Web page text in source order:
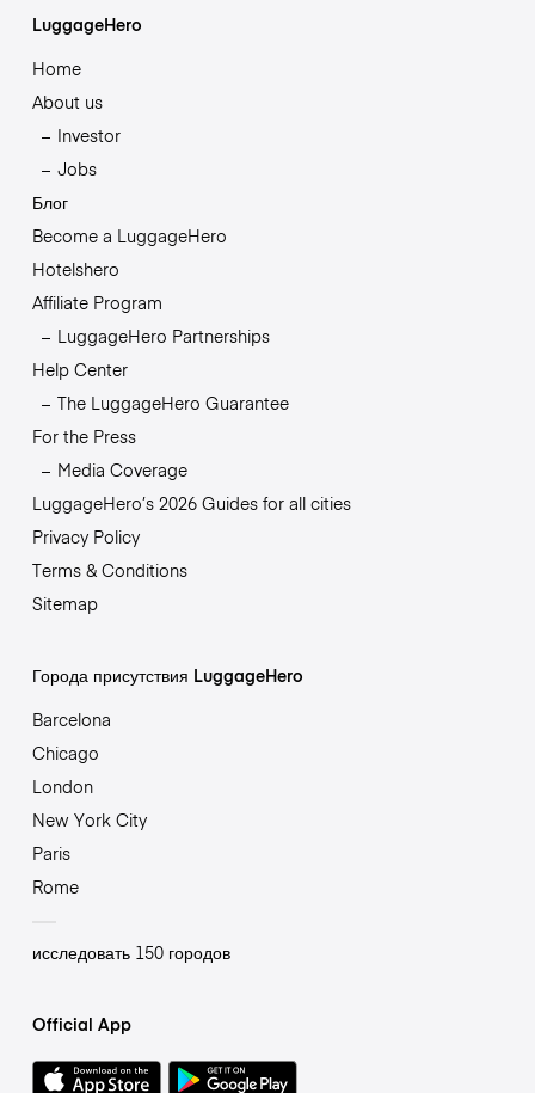
LuggageHero
Home
About us
Investor
Jobs
Блог
Become a LuggageHero
Hotelshero
Affiliate Program
LuggageHero Partnerships
Help Center
The LuggageHero Guarantee
For the Press
Media Coverage
LuggageHero’s 2026 Guides for all cities
Privacy Policy
Terms & Conditions
Sitemap
Города присутствия LuggageHero
Barcelona
Chicago
London
New York City
Paris
Rome
исследовать 150 городов
Official App